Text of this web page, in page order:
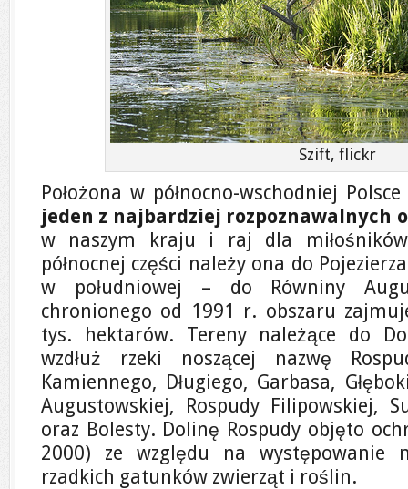
Szift, flickr
Położona w północno-wschodniej Polsce
jeden z najbardziej rozpoznawalnych
w naszym kraju i raj dla
północnej części należy ona do
w południowej – do Równiny
chronionego od 1991 r. obszaru
tys. hektarów. Tereny należące do
wzdłuż rzeki noszącej nazwę
Kamiennego, Długiego, Garbasa,
Augustowskiej, Rospudy Filipowskiej,
oraz Bolesty. Dolinę Rospudy objęto
2000) ze względu na występowanie
rzadkich gatunków zwierząt i roślin.